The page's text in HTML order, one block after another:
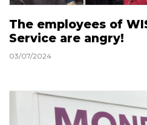
The employees of
Service are angry!
03/07/2024